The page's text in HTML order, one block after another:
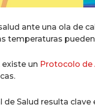
ante una ola de
temperaturas
existe un Protocolo de
de Salud resulta